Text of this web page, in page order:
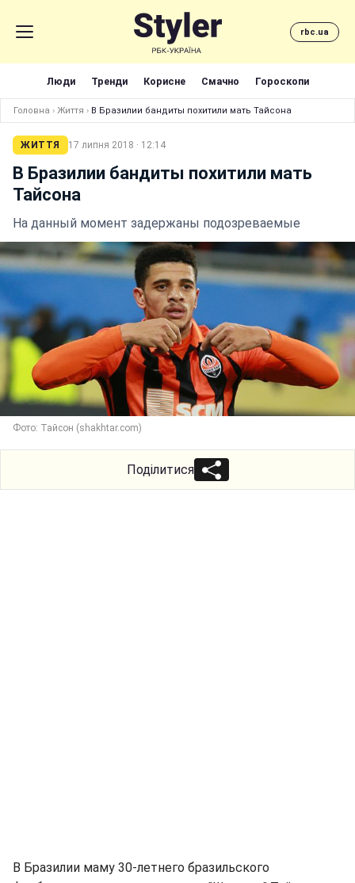
rbc.ua
Люди Тренди Корисне Смачно Гороскопи
Головна › Життя › В Бразилии бандиты похитили мать Тайсона
ЖИТТЯ 17 липня 2018 · 12:14
В Бразилии бандиты похитили мать
Тайсона
На данный момент задержаны подозреваемые
Фото: Тайсон (shakhtar.com)
Поділитися
В Бразилии маму 30-летнего бразильского